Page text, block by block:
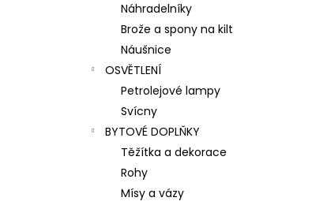
Náhradelníky
Brože a spony na kilt
Náušnice
OSVĚTLENÍ
Petrolejové lampy
Svícny
BYTOVÉ DOPLŇKY
Těžítka a dekorace
Rohy
Mísy a vázy
VLASOVÁ SPONA TEPANÝ MĚSÍC
1 400 Kč